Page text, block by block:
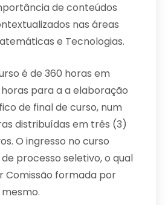
de conteúdos
nas áreas
e Tecnologias.
é de 360 horas em
para a a elaboração
de final de curso, num
distribuídas em três (3)
O ingresso no curso
processo seletivo, o qual
Comissão formada por